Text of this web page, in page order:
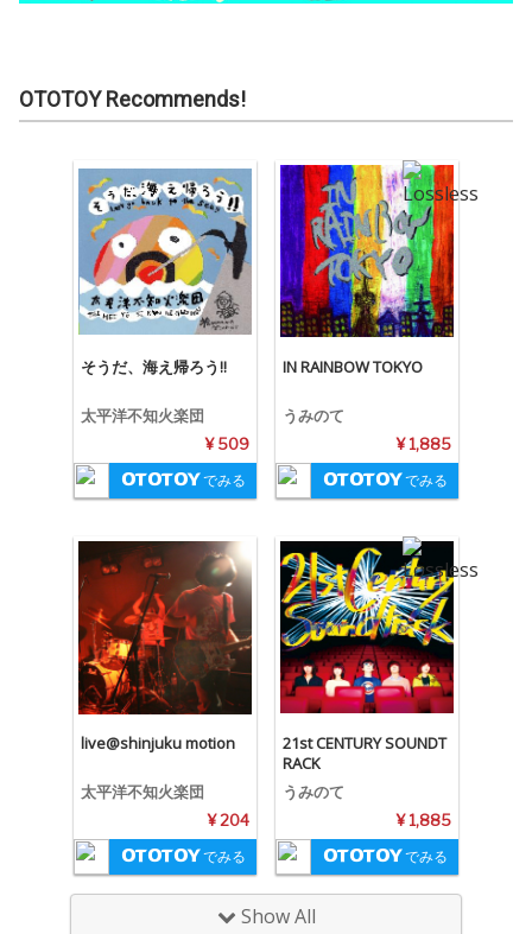
OTOTOY Recommends!
そうだ、海え帰ろう!!
太平洋不知火楽団
¥ 509
でみる
IN RAINBOW TOKYO
うみのて
¥ 1,885
でみる
live@shinjuku motion
太平洋不知火楽団
¥ 204
でみる
21st CENTURY SOUNDT
RACK
うみのて
¥ 1,885
でみる
Show All